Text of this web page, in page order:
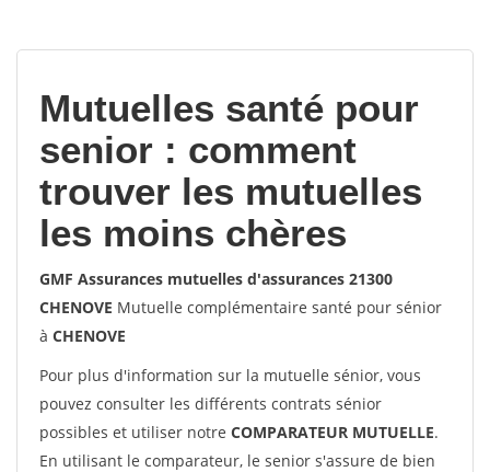
Mutuelles santé pour
senior : comment
trouver les mutuelles
les moins chères
GMF Assurances mutuelles d'assurances 21300
CHENOVE Mutuelle complémentaire santé pour sénior
à CHENOVE
Pour plus d'information sur la mutuelle sénior, vous
pouvez consulter les différents contrats sénior
possibles et utiliser notre COMPARATEUR MUTUELLE.
En utilisant le comparateur, le senior s'assure de bien